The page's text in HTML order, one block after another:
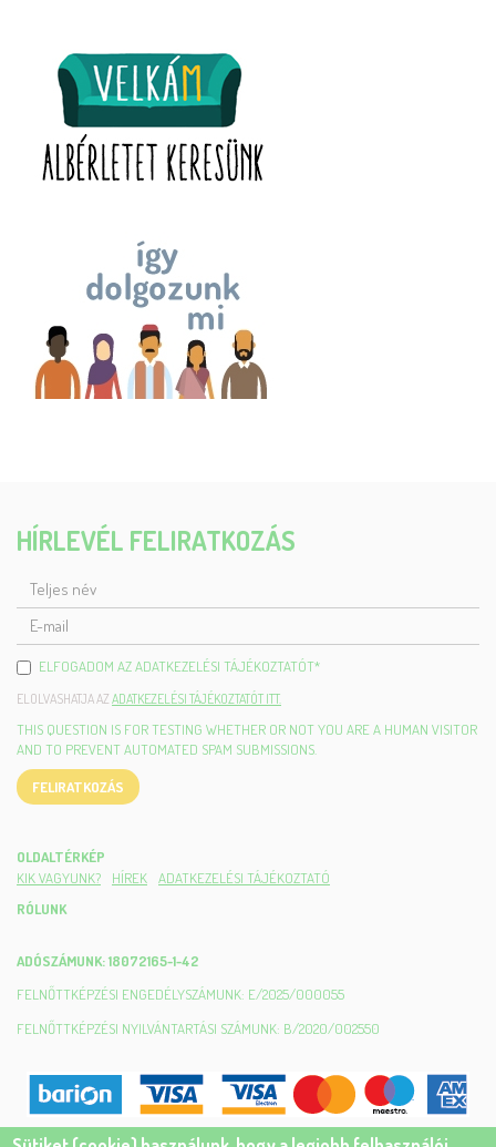
HÍRLEVÉL FELIRATKOZÁS
TELJES
NÉV
MAIL
ELFOGADOM AZ ADATKEZELÉSI TÁJÉKOZTATÓT*
ELOLVASHATJA AZ ADATKEZELÉSI TÁJÉKOZTATÓT ITT.
THIS QUESTION IS FOR TESTING WHETHER OR NOT YOU ARE A HUMAN VISITOR
AND TO PREVENT AUTOMATED SPAM SUBMISSIONS.
FELIRATKOZÁS
OLDALTÉRKÉP
KIK VAGYUNK?
HÍREK
ADATKEZELÉSI TÁJÉKOZTATÓ
RÓLUNK
ADÓSZÁMUNK: 18072165-1-42
FELNŐTTKÉPZÉSI ENGEDÉLYSZÁMUNK: E/2025/000055
FELNŐTTKÉPZÉSI NYILVÁNTARTÁSI SZÁMUNK: B/2020/002550